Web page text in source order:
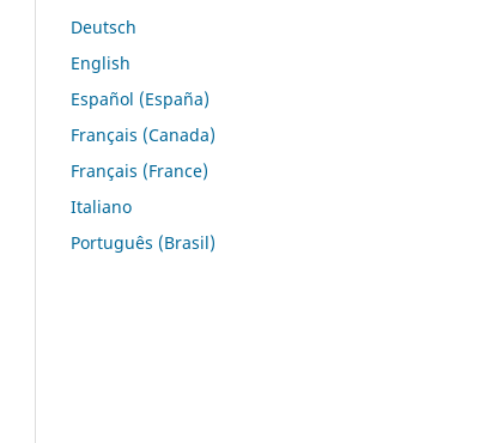
Deutsch
English
Español (España)
Français (Canada)
Français (France)
Italiano
Português (Brasil)